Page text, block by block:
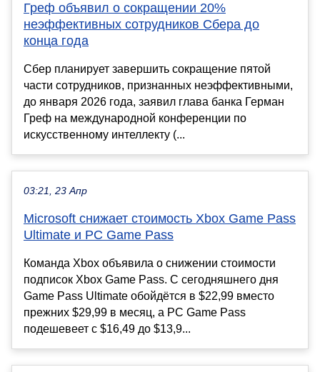
Греф объявил о сокращении 20%
неэффективных сотрудников Сбера до
конца года
Сбер планирует завершить сокращение пятой
части сотрудников, признанных неэффективными,
до января 2026 года, заявил глава банка Герман
Греф на международной конференции по
искусственному интеллекту (...
03:21, 23 Апр
Microsoft снижает стоимость Xbox Game Pass
Ultimate и PC Game Pass
Команда Xbox объявила о снижении стоимости
подписок Xbox Game Pass. С сегодняшнего дня
Game Pass Ultimate обойдётся в $22,99 вместо
прежних $29,99 в месяц, а PC Game Pass
подешевеет с $16,49 до $13,9...